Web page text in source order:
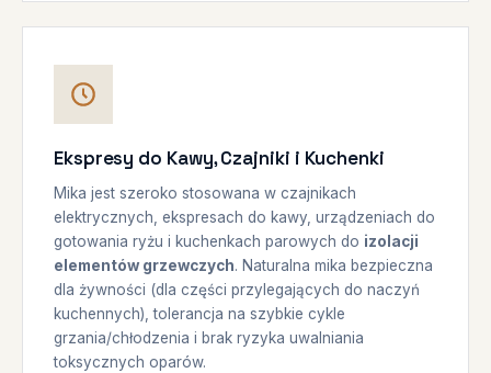
Ekspresy do Kawy, Czajniki i Kuchenki
Mika jest szeroko stosowana w czajnikach
elektrycznych, ekspresach do kawy, urządzeniach do
gotowania ryżu i kuchenkach parowych do izolacji
elementów grzewczych. Naturalna mika bezpieczna
dla żywności (dla części przylegających do naczyń
kuchennych), tolerancja na szybkie cykle
grzania/chłodzenia i brak ryzyka uwalniania
toksycznych oparów.